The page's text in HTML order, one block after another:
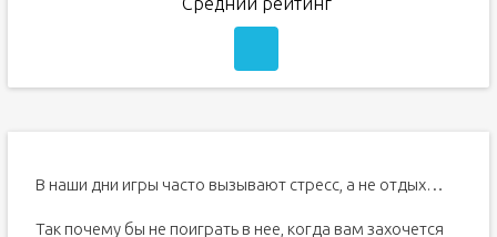
В наши дни игры часто вызывают стресс, а не отдых…
Так почему бы не поиграть в нее, когда вам захочется